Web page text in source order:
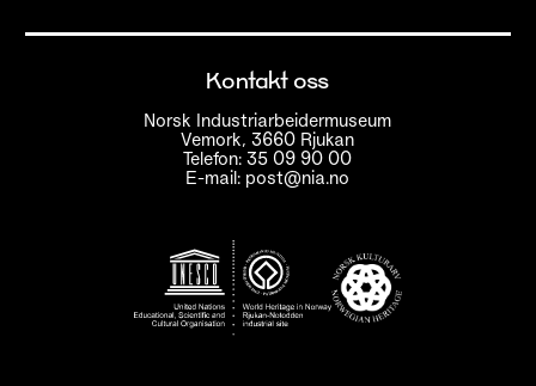
Kontakt oss
Norsk Industriarbeidermuseum
Vemork, 3660 Rjukan
Telefon: 35 09 90 00
E-mail: post@nia.no